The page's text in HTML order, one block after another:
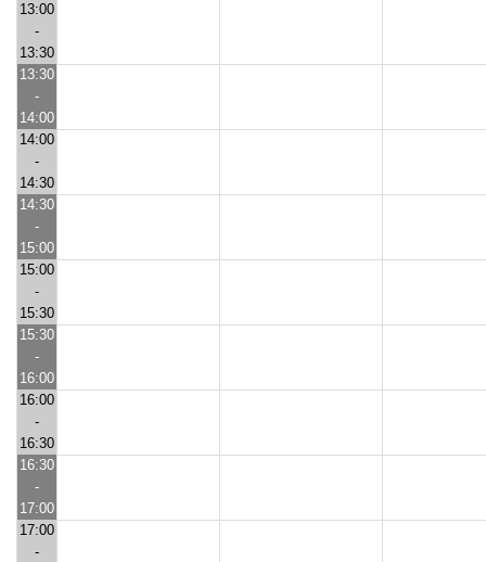
13:00
-
13:30
13:30
-
14:00
14:00
-
14:30
14:30
-
15:00
15:00
-
15:30
15:30
-
16:00
16:00
-
16:30
16:30
-
17:00
17:00
-